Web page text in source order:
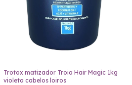
Trotox matizador Troia Hair Magic 1kg
violeta cabelos loiros